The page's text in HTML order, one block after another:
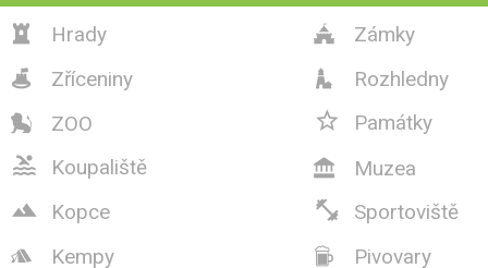
 Hrady  Zámky
 Zříceniny  Rozhledny
 ZOO  Památky
 Koupaliště  Muzea
 Kopce  Sportoviště
 Kempy  Pivovary